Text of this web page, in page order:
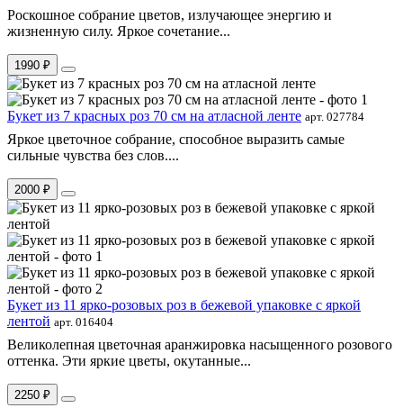
Роскошное собрание цветов, излучающее энергию и
жизненную силу. Яркое сочетание...
1990 ₽
Букет из 7 красных роз 70 см на атласной ленте арт. 027784
Яркое цветочное собрание, способное выразить самые
сильные чувства без слов....
2000 ₽
Букет из 11 ярко-розовых роз в бежевой упаковке с яркой
лентой арт. 016404
Великолепная цветочная аранжировка насыщенного розового
оттенка. Эти яркие цветы, окутанные...
2250 ₽